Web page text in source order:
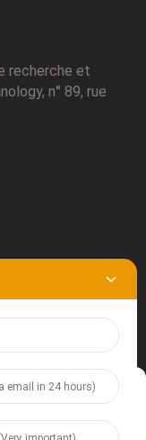
recherche et
n° 89, rue
produits, veuillez
ou nous appeler
files help us to enhance